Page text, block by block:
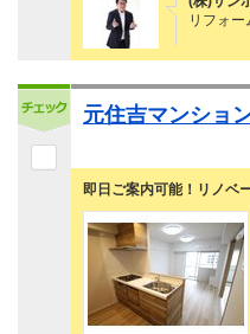
リフォ
元住吉マンショ
即日ご案内可能！リノベ